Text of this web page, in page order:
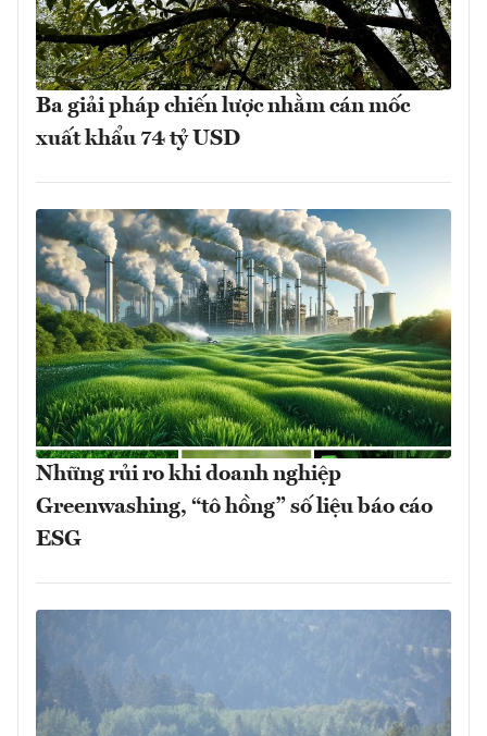
Ba giải pháp chiến lược nhằm cán mốc
xuất khẩu 74 tỷ USD
Những rủi ro khi doanh nghiệp
Greenwashing, “tô hồng” số liệu báo cáo
ESG